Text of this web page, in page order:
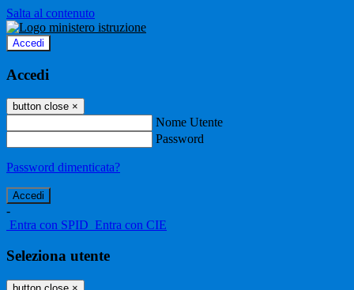
Salta al contenuto
Accedi
Accedi
button close ×
Nome Utente
Password
Password dimenticata?
-
Entra con SPID Entra con CIE
Seleziona utente